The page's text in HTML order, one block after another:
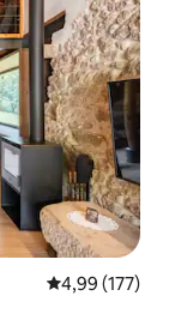
Évaluation
4,99 (177)